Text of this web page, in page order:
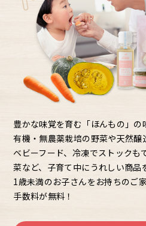
豊かな味覚を育む「ほんもの」の
有機・無農薬栽培の野菜や天然
ベビーフード、冷凍でストックも
菜など、子育て中にうれしい商品
1歳未満のお子さんをお持ちのご
手数料が無料！